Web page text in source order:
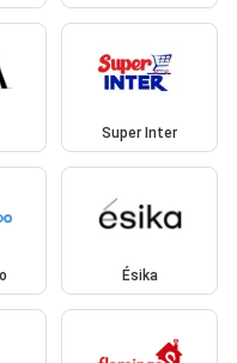
Super Inter
Ésika